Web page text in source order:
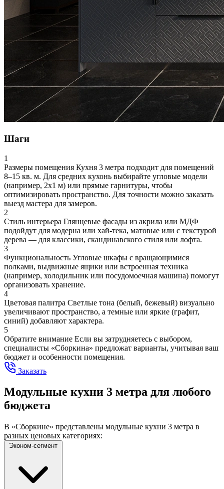
Шаги
1
Размеры помещения Кухня 3 метра подходит для помещений
8–15 кв. м. Для средних кухонь выбирайте угловые модели
(например, 2х1 м) или прямые гарнитуры, чтобы
оптимизировать пространство. Для точности можно заказать
выезд мастера для замеров.
2
Стиль интерьера Глянцевые фасады из акрила или МДФ
подойдут для модерна или хай-тека, матовые или с текстурой
дерева — для классики, скандинавского стиля или лофта.
3
Функциональность Угловые шкафы с вращающимися
полками, выдвижные ящики или встроенная техника
(например, холодильник или посудомоечная машина) помогут
организовать хранение.
4
Цветовая палитра Светлые тона (белый, бежевый) визуально
увеличивают пространство, а темные или яркие (графит,
синий) добавляют характера.
5
Обратите внимание Если вы затрудняетесь с выбором,
специалисты «Сборкина» предложат варианты, учитывая ваш
бюджет и особенности помещения.
Заказать
Модульные кухни 3 метра для любого
бюджета
В «Сборкине» представлены модульные кухни 3 метра в
разных ценовых категориях:
Эконом-сегмент